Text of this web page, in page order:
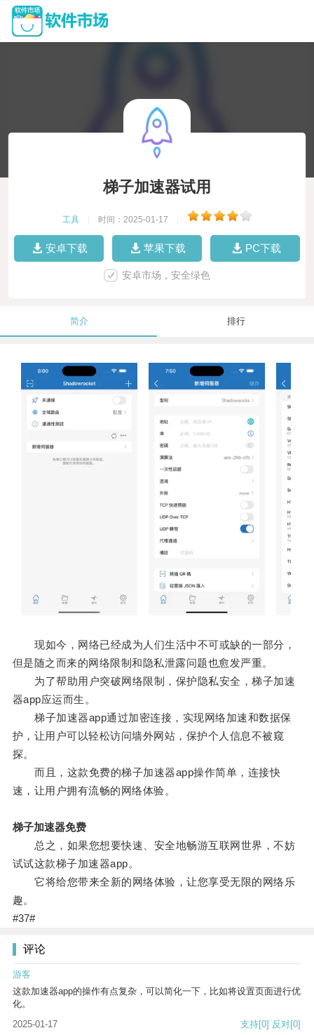
梯子加速器试用
工具 时间：2025-01-17
安卓下载 苹果下载 PC下载
安卓市场，安全绿色
简介 排行
现如今，网络已经成为人们生活中不可或缺的一部分，
但是随之而来的网络限制和隐私泄露问题也愈发严重。
为了帮助用户突破网络限制，保护隐私安全，梯子加速
器app应运而生。
梯子加速器app通过加密连接，实现网络加速和数据保
护，让用户可以轻松访问墙外网站，保护个人信息不被窥
探。
而且，这款免费的梯子加速器app操作简单，连接快
速，让用户拥有流畅的网络体验。
梯子加速器免费
总之，如果您想要快速、安全地畅游互联网世界，不妨
试试这款梯子加速器app。
它将给您带来全新的网络体验，让您享受无限的网络乐
趣。
#37#
评论
游客
这款加速器app的操作有点复杂，可以简化一下，比如将设置页面进行优
化。
2025-01-17
支持[0] 反对[0]